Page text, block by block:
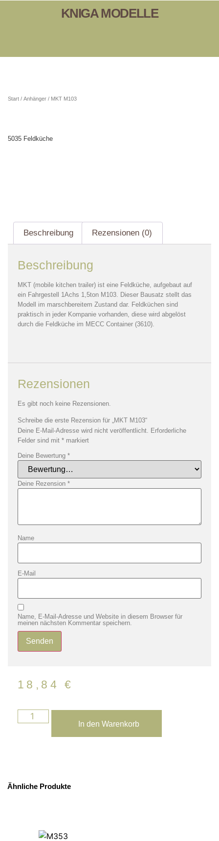
KNIGA MODELLE
Start / Anhänger / MKT M103
5035 Feldküche
Beschreibung Rezensionen (0)
Beschreibung
MKT (mobile kitchen trailer) ist eine Feldküche, aufgebaut auf
ein Fahrgestell 1Achs 1,5ton M103. Dieser Bausatz stellt das
Modell im marschbereitem Zustand dar. Feldküchen sind
praktisch in jeder Kompanie vorhanden, diese wird abgelöst
durch die Feldküche im MECC Container (3610).
Rezensionen
Es gibt noch keine Rezensionen.
Schreibe die erste Rezension für „MKT M103“
Deine E-Mail-Adresse wird nicht veröffentlicht.
Erforderliche
Felder sind mit * markiert
Deine Bewertung *
Deine Rezension *
Name
E-Mail
Name, E-Mail-Adresse und Website in diesem Browser für
meinen nächsten Kommentar speichern.
18,84€
In den Warenkorb
Ähnliche Produkte